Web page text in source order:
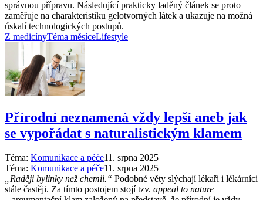
správnou přípravu. Následující prakticky laděný článek se proto
zaměřuje na charakteristiku gelotvorných látek a ukazuje na možná
úskalí technologických postupů.
Z medicínyTéma měsíceLifestyle
Přírodní neznamená vždy lepší aneb jak
se vypořádat s naturalistickým klamem
Téma: Komunikace a péče11. srpna 2025
Téma: Komunikace a péče11. srpna 2025
„Raději bylinky než chemii.“ Podobné věty slýchají lékaři i lékárníci
stále častěji. Za tímto postojem stojí tzv. appeal to nature